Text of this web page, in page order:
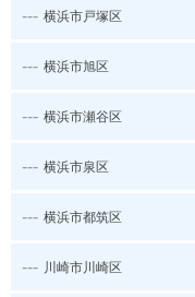
--- 横浜市戸塚区
--- 横浜市旭区
--- 横浜市瀬谷区
--- 横浜市泉区
--- 横浜市都筑区
--- 川崎市川崎区